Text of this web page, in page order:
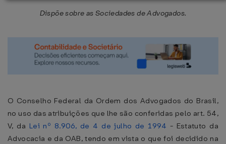
Dispõe sobre as Sociedades de Advogados.
O Conselho Federal da Ordem dos Advogados do Brasil,
no uso das atribuições que lhe são conferidas pelo art. 54,
V, da Lei nº 8.906, de 4 de julho de 1994 - Estatuto da
Advocacia e da OAB, tendo em vista o que foi decidido na